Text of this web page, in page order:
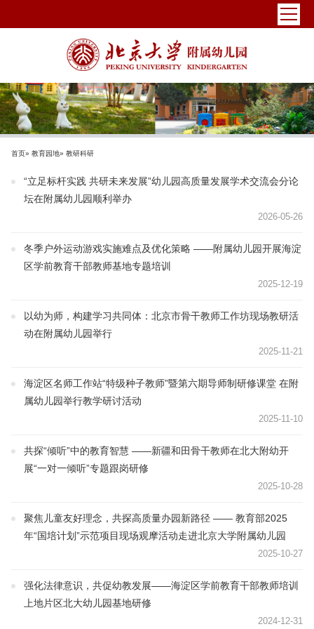
首页» 教育园地» 教研科研
“立足标杆实践 共研未来发展”幼儿园高质量发展学术交流会分论
坛在附属幼儿园顺利举办
2026-05-26
冬季户外运动游戏实施难点及优化策略 ——附属幼儿园开展海淀
区学前教育干部教师基地专题培训
2025-12-19
以幼为师，构建学习共同体：北京市骨干教师工作坊现场教研活
动在附属幼儿园举行
2025-11-21
海淀区名师工作站“特级种子教师”暨第六期导师制研修课堂 在附
属幼儿园举行教学研讨活动
2025-11-10
共探“倾听”中的教育智慧 ——新疆和田骨干教师在北大附幼开
展“一对一倾听”专题跟岗研修
2025-10-28
聚焦儿童友好理念，共探高质量办园新路径 —— 教育部2025
年“国培计划”示范项目现场观摩活动走进北京大学附属幼儿园
2025-10-27
强化法律意识，共促幼教发展——海淀区学前教育干部教师培训
上地片区北大幼儿园基地研修
2024-12-31